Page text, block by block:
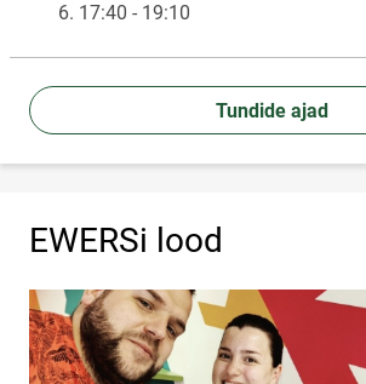
6. 17:40 - 19:10
Tundide ajad
EWERSi lood